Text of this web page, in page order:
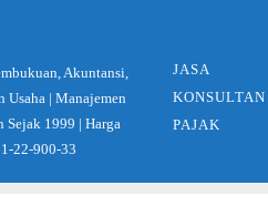
Akuntansi,
Usaha | Manajemen
Sejak 1999 | Harga
22-900-33
JASA
KONSULTAN
PAJAK